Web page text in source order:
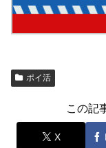
ポイ活
この記
X